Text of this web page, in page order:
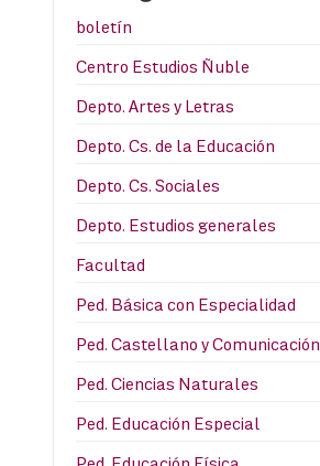
boletín
Centro Estudios Ñuble
Depto. Artes y Letras
Depto. Cs. de la Educación
Depto. Cs. Sociales
Depto. Estudios generales
Facultad
Ped. Básica con Especialidad
Ped. Castellano y Comunicación
Ped. Ciencias Naturales
Ped. Educación Especial